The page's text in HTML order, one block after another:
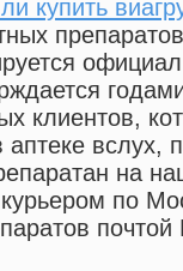
купить
препаратов
клиентов,
вслух,
на
по